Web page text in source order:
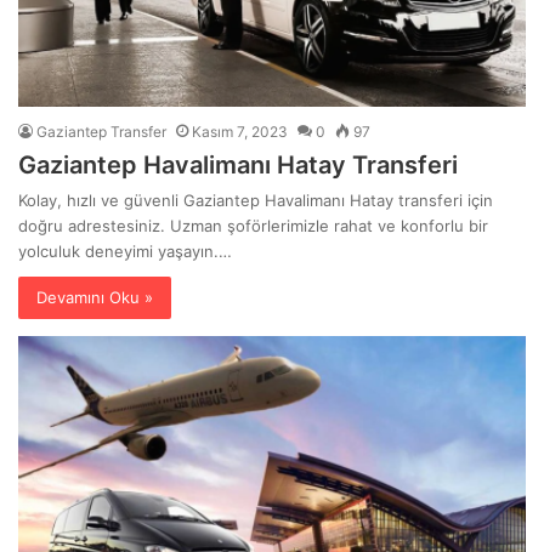
Gaziantep Transfer Kasım 7, 2023 0 97
Gaziantep Havalimanı Hatay Transferi
Kolay, hızlı ve güvenli Gaziantep Havalimanı Hatay transferi için
doğru adrestesiniz. Uzman şoförlerimizle rahat ve konforlu bir
yolculuk deneyimi yaşayın.…
Devamını Oku »